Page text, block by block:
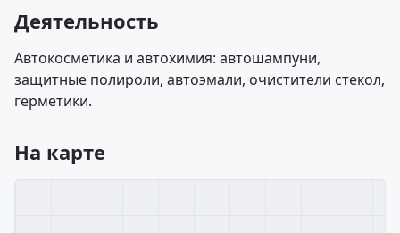
Деятельность
Автокосметика и автохимия: автошампуни,
защитные полироли, автоэмали, очистители стекол,
герметики.
На карте